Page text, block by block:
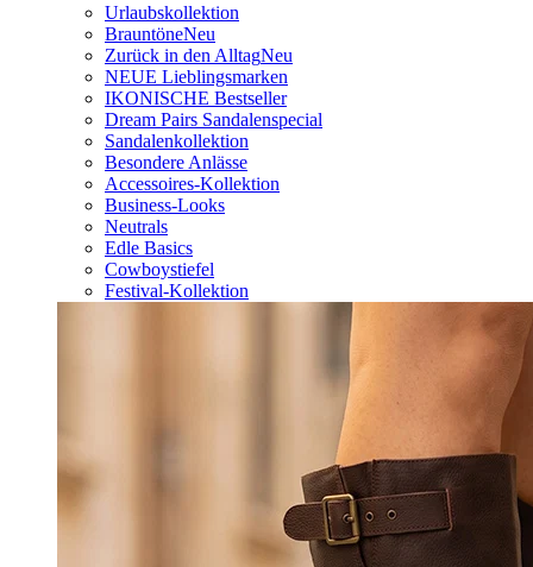
Urlaubskollektion
BrauntöneNeu
Zurück in den AlltagNeu
NEUE Lieblingsmarken
IKONISCHE Bestseller
Dream Pairs Sandalenspecial
Sandalenkollektion
Besondere Anlässe
Accessoires-Kollektion
Business-Looks
Neutrals
Edle Basics
Cowboystiefel
Festival-Kollektion